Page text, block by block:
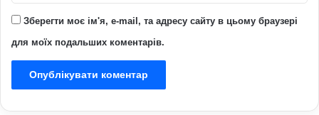
Зберегти моє ім'я, e-mail, та адресу сайту в цьому браузері
для моїх подальших коментарів.